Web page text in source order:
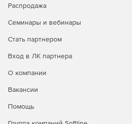
Распродажа
Семинары и вебинары
Стать партнером
Вход в ЛК партнера
О компании
Вакансии
Помощь